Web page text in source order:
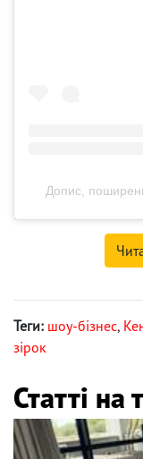
Допис,
Теги: шоу-бізнес,
зірок
Статті на